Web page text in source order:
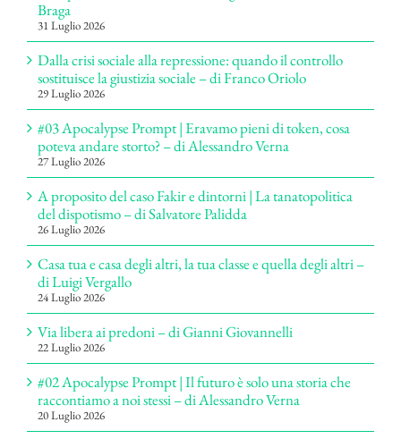
Braga
31 Luglio 2026
Dalla crisi sociale alla repressione: quando il controllo
sostituisce la giustizia sociale – di Franco Oriolo
29 Luglio 2026
#03 Apocalypse Prompt | Eravamo pieni di token, cosa
poteva andare storto? – di Alessandro Verna
27 Luglio 2026
A proposito del caso Fakir e dintorni | La tanatopolitica
del dispotismo – di Salvatore Palidda
26 Luglio 2026
Casa tua e casa degli altri, la tua classe e quella degli altri –
di Luigi Vergallo
24 Luglio 2026
Via libera ai predoni – di Gianni Giovannelli
22 Luglio 2026
#02 Apocalypse Prompt | Il futuro è solo una storia che
raccontiamo a noi stessi – di Alessandro Verna
20 Luglio 2026